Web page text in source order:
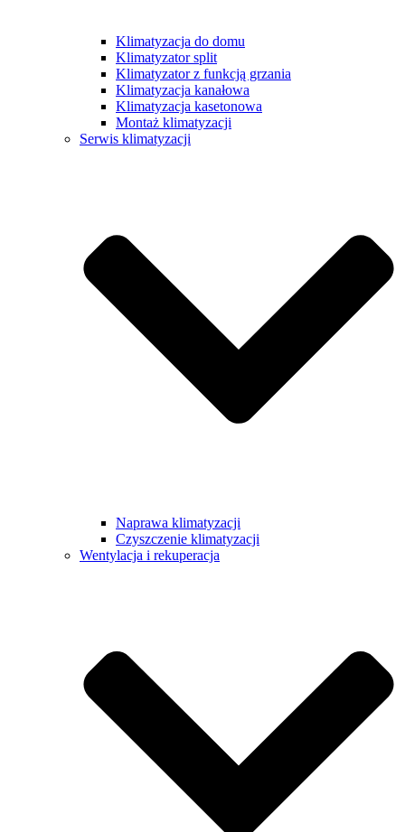
Klimatyzacja do domu
Klimatyzator split
Klimatyzator z funkcją grzania
Klimatyzacja kanałowa
Klimatyzacja kasetonowa
Montaż klimatyzacji
Serwis klimatyzacji
Naprawa klimatyzacji
Czyszczenie klimatyzacji
Wentylacja i rekuperacja